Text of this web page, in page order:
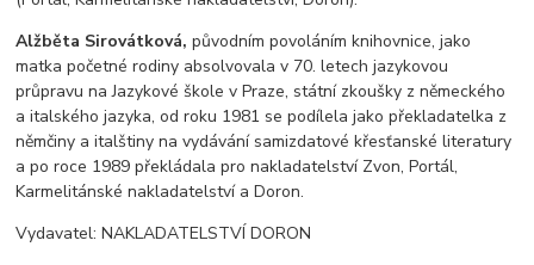
Alžběta Sirovátková, původním povoláním knihovnice, jako
matka početné rodiny absolvovala v 70. letech jazykovou
průpravu na Jazykové škole v Praze, státní zkoušky z německého
a italského jazyka, od roku 1981 se podílela jako překladatelka z
němčiny a italštiny na vydávání samizdatové křesťanské literatury
a po roce 1989 překládala pro nakladatelství Zvon, Portál,
Karmelitánské nakladatelství a Doron.
Vydavatel: NAKLADATELSTVÍ DORON